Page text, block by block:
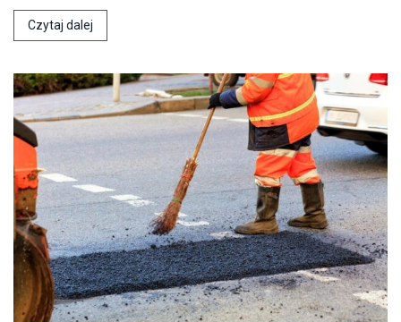
Czytaj dalej